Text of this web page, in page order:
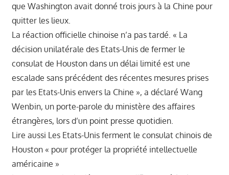
que Washington avait donné trois jours à la Chine pour
quitter les lieux.
La réaction officielle chinoise n’a pas tardé. « La
décision unilatérale des Etats-Unis de fermer le
consulat de Houston dans un délai limité est une
escalade sans précédent des récentes mesures prises
par les Etats-Unis envers la Chine », a déclaré Wang
Wenbin, un porte-parole du ministère des affaires
étrangères, lors d’un point presse quotidien.
Lire aussi Les Etats-Unis ferment le consulat chinois de
Houston « pour protéger la propriété intellectuelle
américaine »